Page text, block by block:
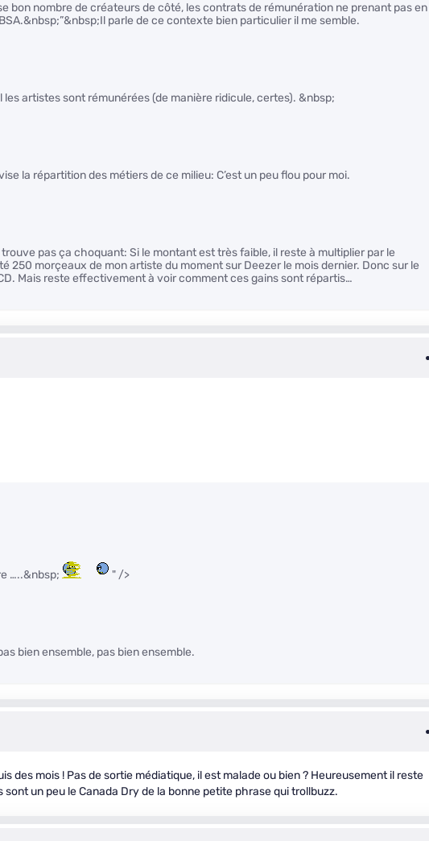
bon nombre de créateurs de côté, les contrats de rémunération ne prenant pas en
parle de ce contexte bien particulier il me semble.
les artistes sont rémunérées (de manière ridicule, certes). &nbsp;
la répartition des métiers de ce milieu: C’est un peu flou pour moi.
pas ça choquant: Si le montant est très faible, il reste à multiplier par le
250 morçeaux de mon artiste du moment sur Deezer le mois dernier. Donc sur le
Mais reste effectivement à voir comment ces gains sont répartis…
…..&nbsp; " />
bien ensemble, pas bien ensemble.
des mois ! Pas de sortie médiatique, il est malade ou bien ? Heureusement il reste
sont un peu le Canada Dry de la bonne petite phrase qui trollbuzz.